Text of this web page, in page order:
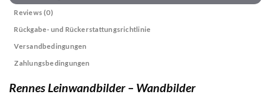
Reviews (0)
Rückgabe- und Rückerstattungsrichtlinie
Versandbedingungen
Zahlungsbedingungen
Rennes Leinwandbilder – Wandbilder